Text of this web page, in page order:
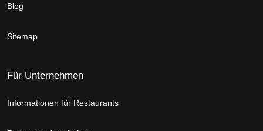
Blog
Sitemap
Für Unternehmen
Informationen für Restaurants